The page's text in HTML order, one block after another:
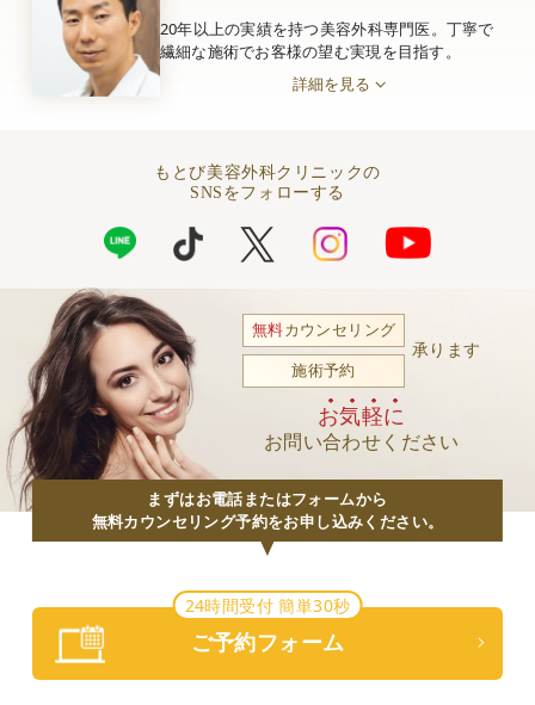
20年以上の実績を持つ美容外科専門医。丁寧で
繊細な施術でお客様の望む実現を目指す。
詳細を見る
もとび美容外科クリニックの
SNSをフォローする
無料カウンセリング
施術予約
承ります
お気軽に
お問い合わせください
まずはお電話またはフォームから
無料カウンセリング予約をお申し込みください。
24時間受付 簡単30秒
ご予約フォーム